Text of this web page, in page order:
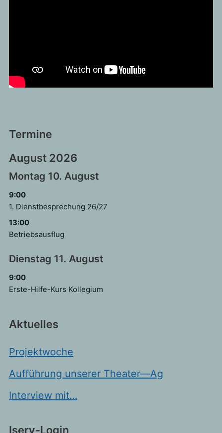
Termine
August 2026
Montag 10. August
9:00
1. Dienstbesprechung 26/27
13:00
Betriebsausflug
Dienstag 11. August
9:00
Erste-Hilfe-Kurs Kollegium
Aktuelles
Projektwoche
Aufführung unserer Theater—Ag
Interview mit…
Iserv-Login